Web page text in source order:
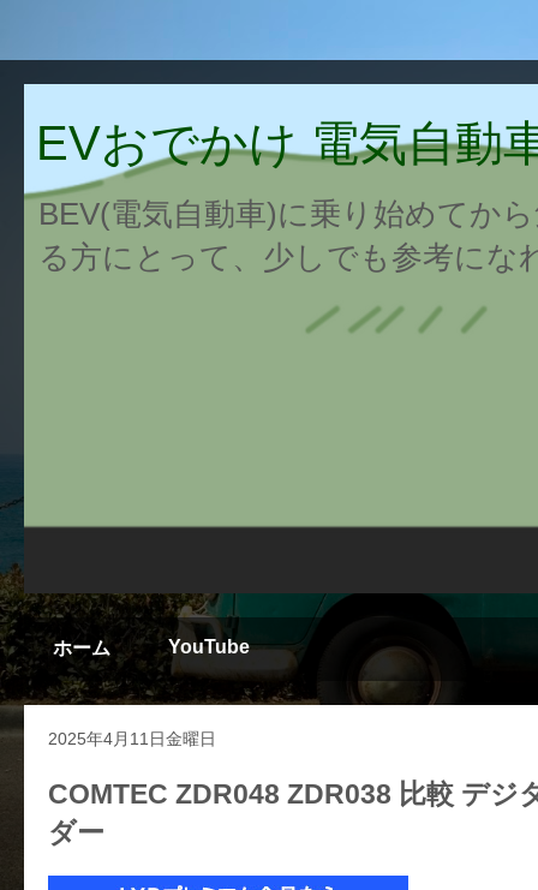
EVおでかけ 電気自動
BEV(電気自動車)に乗り始めてか
る方にとって、少しでも参考にな
ホーム YouTube
2025年4月11日金曜日
COMTEC ZDR048 ZDR038 比較 デ
ダー